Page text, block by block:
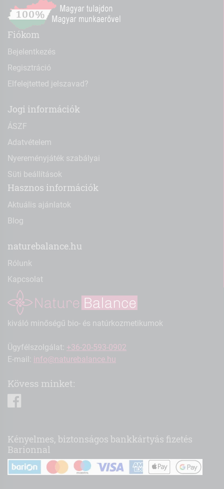
Fiókom
Bejelentkezés
Regisztráció
Elfelejtetted jelszavad?
Jogi információk
ÁSZF
Adatvételem
Nyereményjáték szabályai
Süti beállítások
Hasznos információk
Aktuális ajánlatok
Blog
naturebalance.hu
Rólunk
Kapcsolat
kiváló minőségű bio- és natúrkozmetikumok
Ügyfélszolgálat: +36-20-593-0902
E-mail: info@naturebalance.hu
Kövess minket:
Kényelmes, biztonságos bankkártyás fizetés
Barionnal